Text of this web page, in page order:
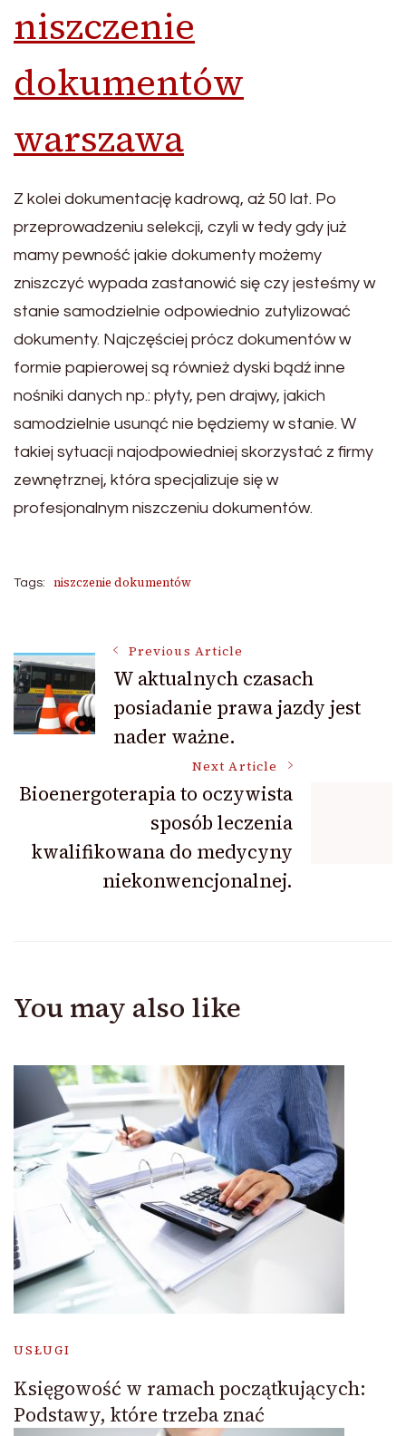
niszczenie
dokumentów
warszawa
Z kolei dokumentację kadrową, aż 50 lat. Po
przeprowadzeniu selekcji, czyli w tedy gdy już
mamy pewność jakie dokumenty możemy
zniszczyć wypada zastanowić się czy jesteśmy w
stanie samodzielnie odpowiednio zutylizować
dokumenty. Najczęściej prócz dokumentów w
formie papierowej są również dyski bądź inne
nośniki danych np.: płyty, pen drajwy, jakich
samodzielnie usunąć nie będziemy w stanie. W
takiej sytuacji najodpowiedniej skorzystać z firmy
zewnętrznej, która specjalizuje się w
profesjonalnym niszczeniu dokumentów.
Tags: niszczenie dokumentów
Post
Navigation
Previous Article
W aktualnych czasach
posiadanie prawa jazdy jest
nader ważne.
Next Article
Bioenergoterapia to oczywista
sposób leczenia
kwalifikowana do medycyny
niekonwencjonalnej.
You may also like
USŁUGI
Księgowość w ramach początkujących:
Podstawy, które trzeba znać